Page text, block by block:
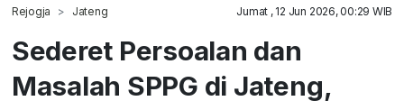
Rejogja Jateng Jumat , 12 Jun 2026, 00:29 WIB
Sederet Persoalan dan
Masalah SPPG di Jateng,